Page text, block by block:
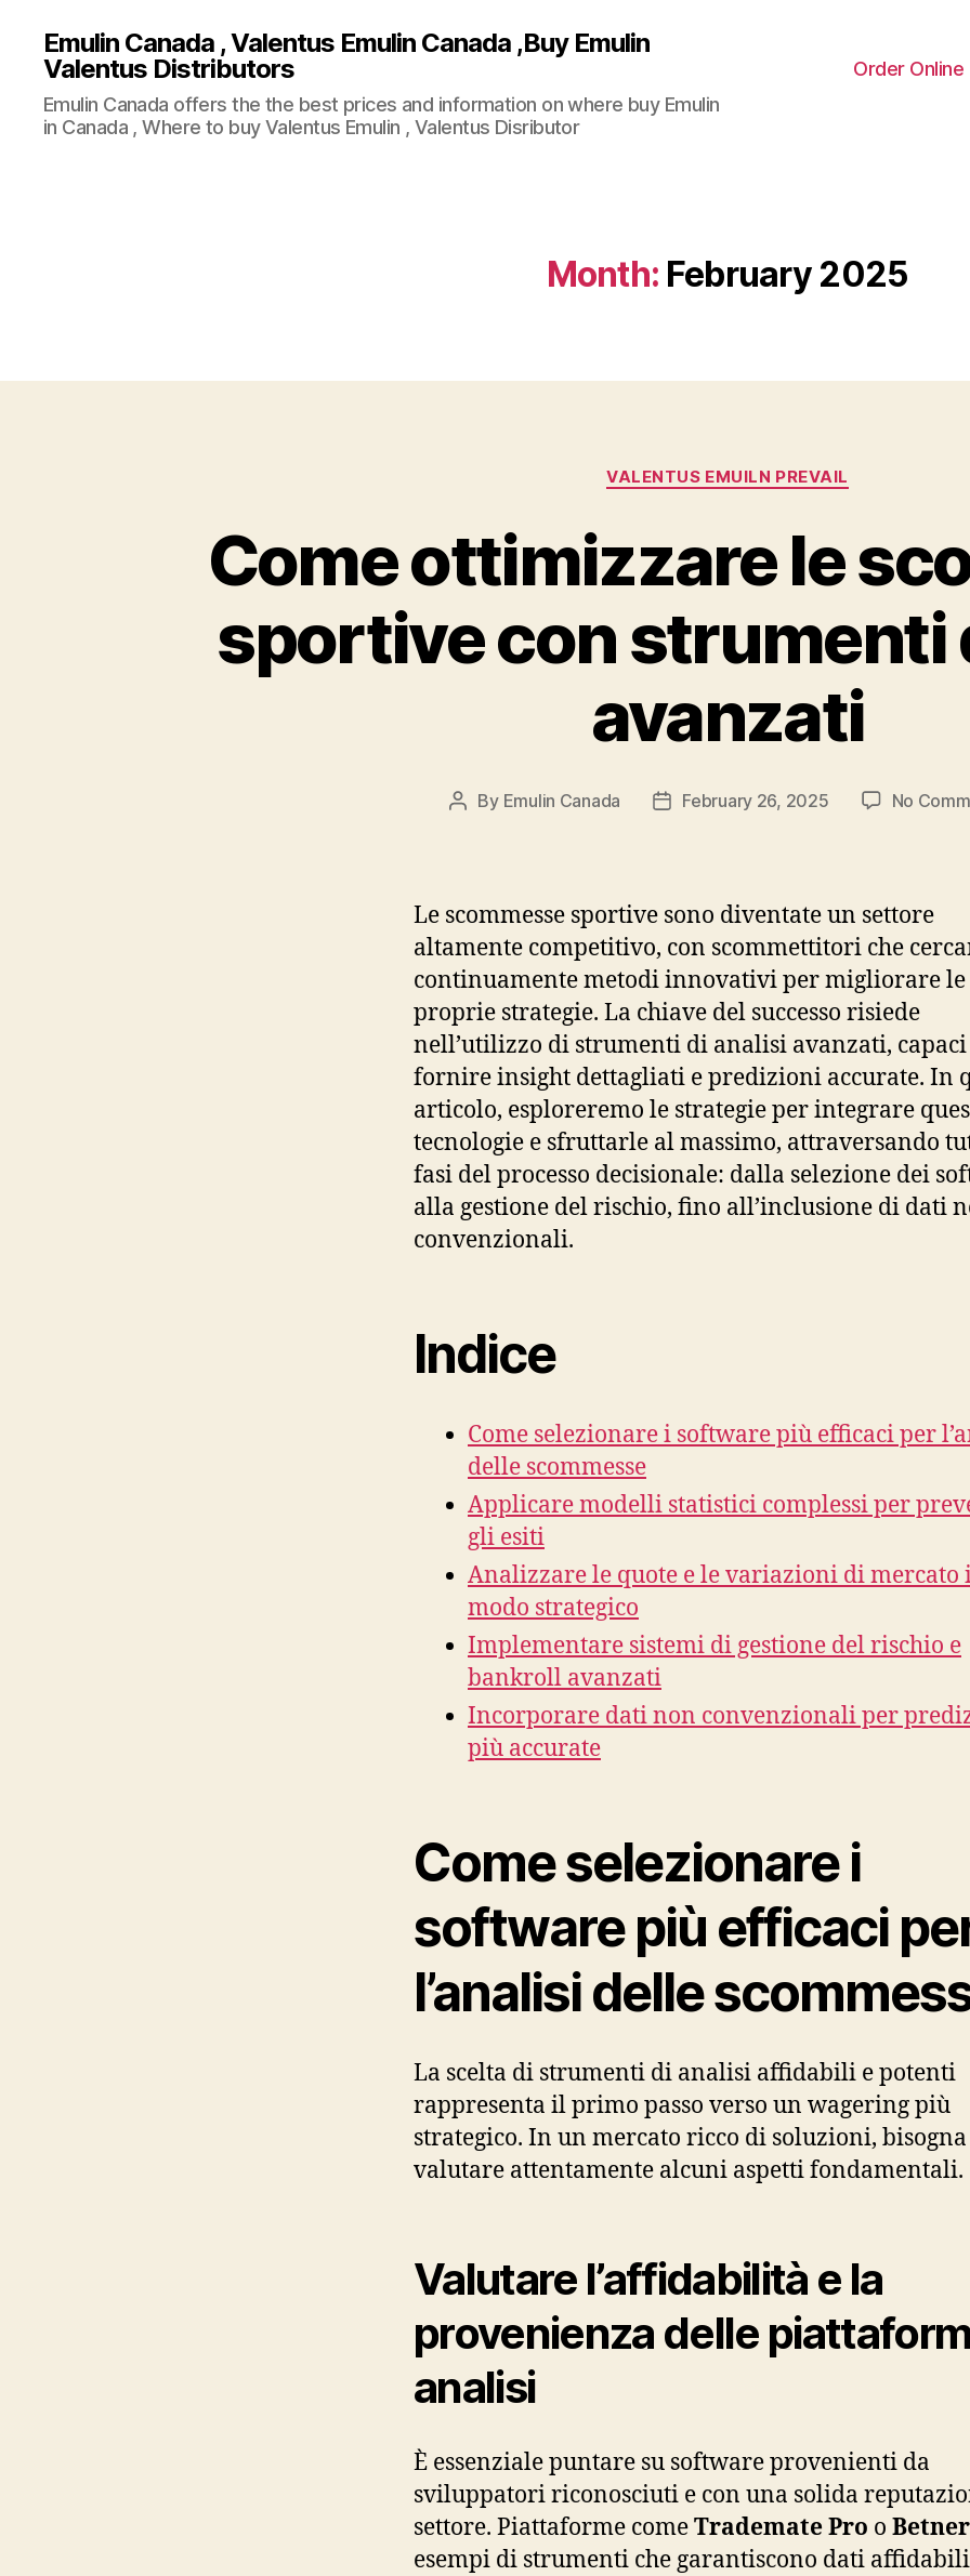
Emulin Canada , Valentus Emulin Canada ,Buy Emulin
Valentus Distributors
Emulin Canada offers the the best prices and information on where buy Emulin
in Canada , Where to buy Valentus Emulin , Valentus Disributor
Order Online
Month: February 2025
Categories
VALENTUS EMUILN PREVAIL
Come ottimizzare le
sportive con strumenti
avanzati
Post
By Emulin Canada
PostFebruary 26, 2025 No
Le scommesse sportive sono diventate un settore
altamente competitivo, con scommettitori che
continuamente metodi innovativi per migliorare le
proprie strategie. La chiave del successo risiede
nell’utilizzo di strumenti di analisi avanzati,
fornire insight dettagliati e predizioni accurate. In
articolo, esploreremo le strategie per integrare
tecnologie e sfruttarle al massimo, attraversando
fasi del processo decisionale: dalla selezione dei
alla gestione del rischio, fino all’inclusione di dati
convenzionali.
Indice
Come selezionare i software più efficaci per
delle scommesse
Applicare modelli statistici complessi per
gli esiti
Analizzare le quote e le variazioni di mercato
modo strategico
Implementare sistemi di gestione del rischio e
bankroll avanzati
Incorporare dati non convenzionali per
più accurate
Come selezionare i
software più efficaci
l’analisi delle
La scelta di strumenti di analisi affidabili e potenti
rappresenta il primo passo verso un wagering più
strategico. In un mercato ricco di soluzioni, bisogna
valutare attentamente alcuni aspetti fondamentali.
Valutare l’affidabilità e la
provenienza delle
analisi
È essenziale puntare su software provenienti da
sviluppatori riconosciuti e con una solida
settore. Piattaforme comeTrademate Pro o Betner
esempi di strumenti che garantiscono dati